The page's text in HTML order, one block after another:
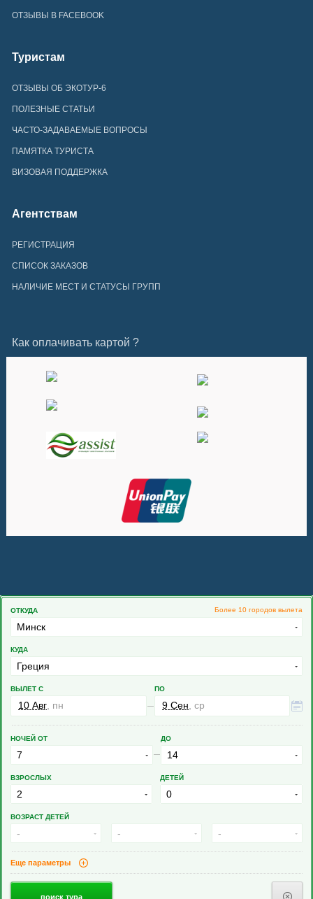
ОТЗЫВЫ В FACEBOOK
Туристам
ОТЗЫВЫ ОБ ЭКОТУР-6
ПОЛЕЗНЫЕ СТАТЬИ
ЧАСТО-ЗАДАВАЕМЫЕ ВОПРОСЫ
ПАМЯТКА ТУРИСТА
ВИЗОВАЯ ПОДДЕРЖКА
Агентствам
РЕГИСТРАЦИЯ
СПИСОК ЗАКАЗОВ
НАЛИЧИЕ МЕСТ И СТАТУСЫ ГРУПП
Как оплачивать картой ?